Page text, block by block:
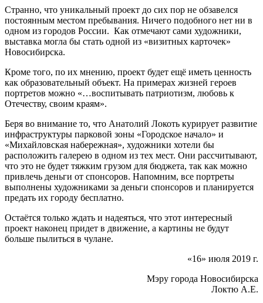
Странно, что уникальный проект до сих пор не обзавелся
постоянным местом пребывания. Ничего подобного нет ни в
одном из городов России. Как отмечают сами художники,
выставка могла бы стать одной из «визитных карточек»
Новосибирска.
Кроме того, по их мнению, проект будет ещё иметь ценность
как образовательный объект. На примерах жизней героев
портретов можно «…воспитывать патриотизм, любовь к
Отечеству, своим краям».
Беря во внимание то, что Анатолий Локоть курирует развитие
инфраструктуры парковой зоны «Городское начало» и
«Михайловская набережная», художники хотели бы
расположить галерею в одном из тех мест. Они рассчитывают,
что это не будет тяжким грузом для бюджета, так как можно
привлечь деньги от спонсоров. Напомним, все портреты
выполнены художниками за деньги спонсоров и планируется
предать их городу бесплатно.
Остаётся только ждать и надеяться, что этот интересный
проект наконец придет в движение, а картины не будут
больше пылиться в чулане.
«16» июля 2019 г.
Мэру города Новосибирска
Локтю А.Е.